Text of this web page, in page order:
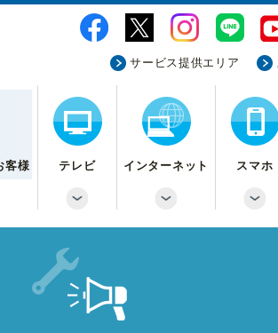
サービス提供エリア
客様 テレビ インターネット スマホ